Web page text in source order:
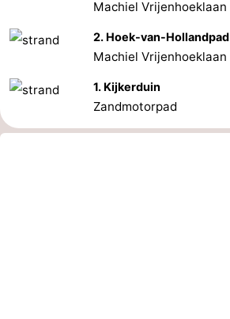
Machiel Vrijenhoeklaan
2. Hoek-van-Hollandpad
Machiel Vrijenhoeklaan
1. Kijkerduin
Zandmotorpad